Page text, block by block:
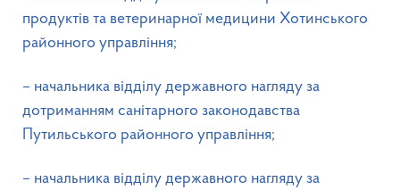
продуктів та ветеринарної медицини Хотинського
районного управління;
– начальника відділу державного нагляду за
дотриманням санітарного законодавства
Путильського районного управління;
– начальника відділу державного нагляду за